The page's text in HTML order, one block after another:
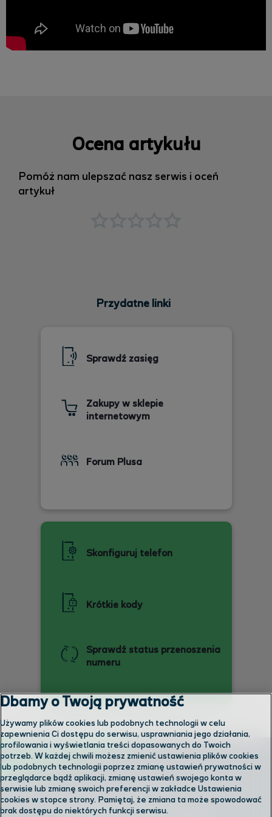
Ocena artykułu
Pomóż nam ulepszać nasz serwis i oceń
artykuł
Przydatne linki
Sprawdź zasięg
Zakupy w sklepie
internetowym
Forum Plusa
Skonfiguruj telefon
Krótkie kody
Sprawdź status przenoszenia
numeru
Dbamy o Twoją prywatność
Używamy plików cookies lub podobnych technologii w celu
zapewnienia Ci dostępu do serwisu, usprawniania jego działania,
profilowania i wyświetlania treści dopasowanych do Twoich
potrzeb. W każdej chwili możesz zmienić ustawienia plików cookies
lub podobnych technologii poprzez zmianę ustawień prywatności w
przeglądarce bądź aplikacji, zmianę ustawień swojego konta w
serwisie lub zmianę swoich preferencji w zakładce Ustawienia
cookies w stopce strony. Pamiętaj, że zmiana ta może spowodować
brak dostępu do niektórych funkcji serwisu.